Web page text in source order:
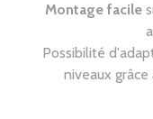
Montage facile
Possibilité
niveaux